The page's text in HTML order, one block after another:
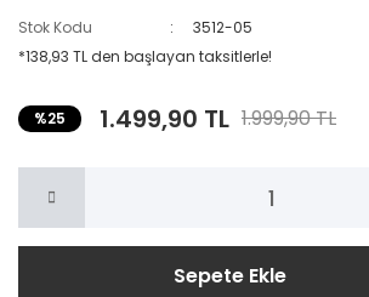
Stok Kodu
3512-05
*138,93 TL den başlayan taksitlerle!
%25 1.499,90 TL 1.999,90 TL
Sepete Ekle